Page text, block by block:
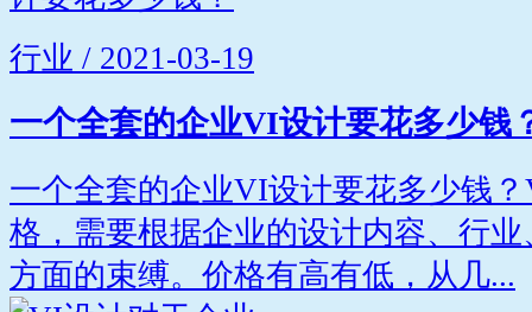
行业 / 2021-03-19
一个全套的企业VI设计要花多少钱
一个全套的企业VI设计要花多少钱
格，需要根据企业的设计内容、行
方面的束缚。价格有高有低，从几...